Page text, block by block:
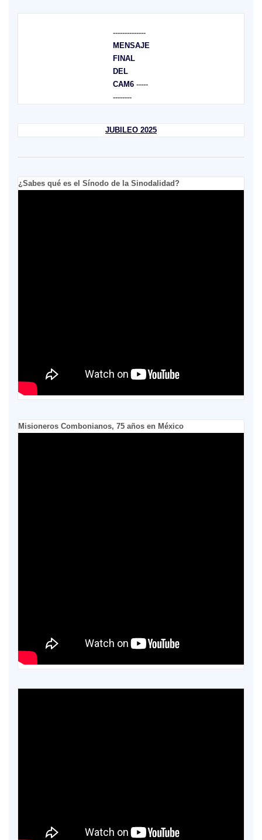
--------------
MENSAJE
FINAL
DEL
CAM6-----
--------
JUBILEO 2025
¿Sabes qué es el Sínodo de la Sinodalidad?
Misioneros Combonianos, 75 años en México